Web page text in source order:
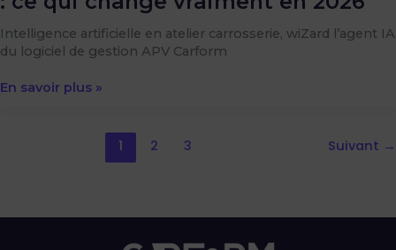
Intelligence artificielle en atelier carrosserie, wiZard l’agent IA
du logiciel de gestion APV Carform
En savoir plus »
1 2 3 Suivant →